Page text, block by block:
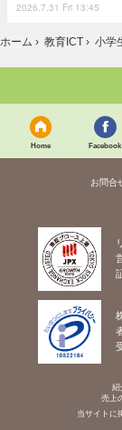
2026.7.31 Fri 13:45
ホーム › 教育ICT › 小学
Home Facebook
お問合
紹
売上
当サイトに